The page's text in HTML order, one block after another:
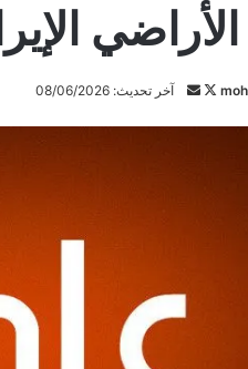
ت
آخر تحديث: 08/06/2026